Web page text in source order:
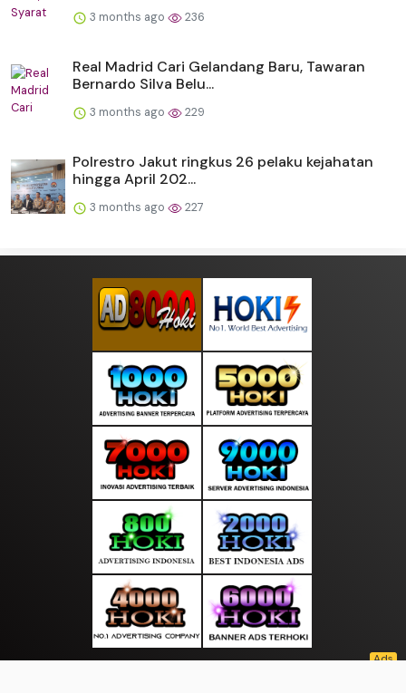
3 months ago 236
Real Madrid Cari Gelandang Baru, Tawaran
Bernardo Silva Belu...
3 months ago 229
Polrestro Jakut ringkus 26 pelaku kejahatan
hingga April 202...
3 months ago 227